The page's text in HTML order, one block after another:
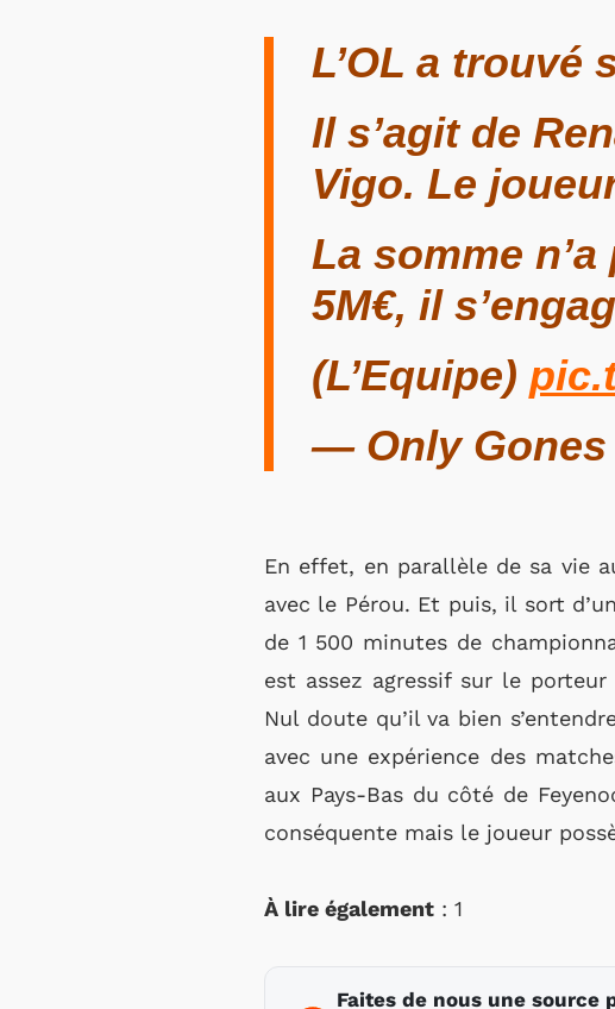
L’OL a trouvé
Il s’agit de
Vigo. Le
La somme
5M€, il
(L’Equipe)
— Only Gones
En effet, en parallèle de sa vie
avec le Pérou. Et puis, il sort
de 1 500 minutes de
est assez agressif sur le
Nul doute qu’il va bien
avec une expérience des
aux Pays-Bas du côté de
conséquente mais le joueur
À lire également : 1
Faites de nous une source